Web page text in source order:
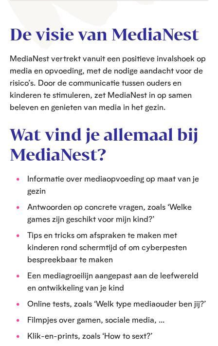
De visie van MediaNest
MediaNest vertrekt vanuit een positieve invalshoek op
media en opvoeding, met de nodige aandacht voor de
risico’s. Door de communicatie tussen ouders en
kinderen te stimuleren, zet MediaNest in op samen
beleven en genieten van media in het gezin.
Wat vind je allemaal bij
MediaNest?
Informatie over mediaopvoeding op maat van je
gezin
Antwoorden op concrete vragen, zoals ‘Welke
games zijn geschikt voor mijn kind?’
Tips en tricks om afspraken te maken met
kinderen rond schermtijd of om cyberpesten
bespreekbaar te maken
Een mediagroeilijn aangepast aan de leefwereld
en ontwikkeling van je kind
Online tests, zoals ‘Welk type mediaouder ben jij?’
Filmpjes over gamen, sociale media, …
Klik-en-prints, zoals ‘How to sext?’